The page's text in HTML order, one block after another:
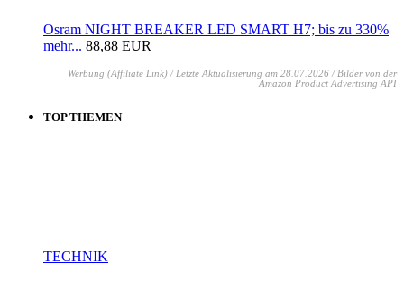
Osram NIGHT BREAKER LED SMART H7; bis zu 330%
mehr... 88,88 EUR
Werbung (Affiliate Link) / Letzte Aktualisierung am 28.07.2026 / Bilder von der
Amazon Product Advertising API
TOP THEMEN
TECHNIK